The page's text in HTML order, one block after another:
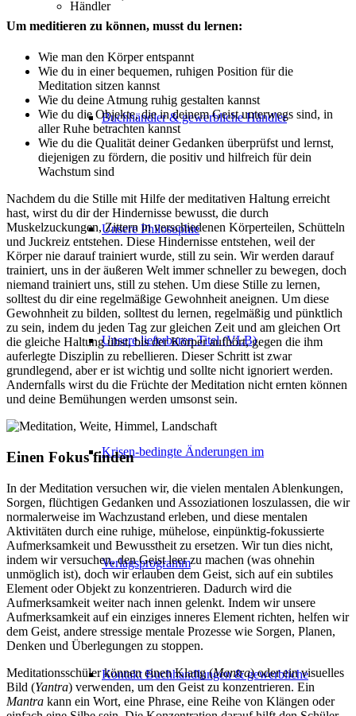
Händler
Buchhändler & gewerbliche Händler
Unsere Philosophie
Unsere lieferbaren Titel (VLB)
Krisen-bedingte Änderungen im
Verlagsprogramm
Kontakt Buchhandlungen & gewerbliche
Um meditieren zu können, musst du lernen:
Wie man den Körper entspannt
Wie du in einer bequemen, ruhigen Position für die
Meditation sitzen kannst
Wie du deine Atmung ruhig gestalten kannst
Wie du die Objekte, die in deinem Geist unterwegs sind, in
aller Ruhe betrachten kannst
Wie du die Qualität deiner Gedanken überprüfst und lernst,
diejenigen zu fördern, die positiv und hilfreich für dein
Wachstum sind
Nachdem du die Stille mit Hilfe der meditativen Haltung erreicht
hast, wirst du dir der Hindernisse bewusst, die durch
Muskelzuckungen, Zittern in verschiedenen Körperteilen, Schütteln
und Juckreiz entstehen. Diese Hindernisse entstehen, weil der
Körper nie darauf trainiert wurde, still zu sein. Wir werden darauf
trainiert, uns in der äußeren Welt immer schneller zu bewegen, doch
niemand trainiert uns, still zu stehen. Um diese Stille zu lernen,
solltest du dir eine regelmäßige Gewohnheit aneignen. Um diese
Gewohnheit zu bilden, solltest du lernen, regelmäßig und pünktlich
zu sein, indem du jeden Tag zur gleichen Zeit und am gleichen Ort
die gleiche Haltung übst, bis der Körper aufhört, gegen die ihm
auferlegte Disziplin zu rebellieren. Dieser Schritt ist zwar
grundlegend, aber er ist wichtig und sollte nicht ignoriert werden.
Andernfalls wirst du die Früchte der Meditation nicht ernten können
und deine Bemühungen werden umsonst sein.
Einen Fokus finden
In der Meditation versuchen wir, die vielen mentalen Ablenkungen,
Sorgen, flüchtigen Gedanken und Assoziationen loszulassen, die wir
normalerweise im Wachzustand erleben, und diese mentalen
Aktivitäten durch eine ruhige, mühelose, einpünktig-fokussierte
Aufmerksamkeit und Bewusstheit zu ersetzen. Wir tun dies nicht,
indem wir versuchen, den Geist leer zu machen (was ohnehin
unmöglich ist), doch wir erlauben dem Geist, sich auf ein subtiles
Element oder Objekt zu konzentrieren. Dadurch wird die
Aufmerksamkeit weiter nach innen gelenkt. Indem wir unsere
Aufmerksamkeit auf ein einziges inneres Element richten, helfen wir
dem Geist, andere stressige mentale Prozesse wie Sorgen, Planen,
Denken und Überlegungen zu stoppen.
Meditationsschüler können einen Klang (Mantra) oder ein visuelles
Bild (Yantra) verwenden, um den Geist zu konzentrieren. Ein
Mantra kann ein Wort, eine Phrase, eine Reihe von Klängen oder